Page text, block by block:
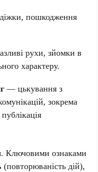
пошкодження
рухи, зйомки в
характеру.
— цькування з
зокрема
Ключовими ознаками
(повторюваність дій),